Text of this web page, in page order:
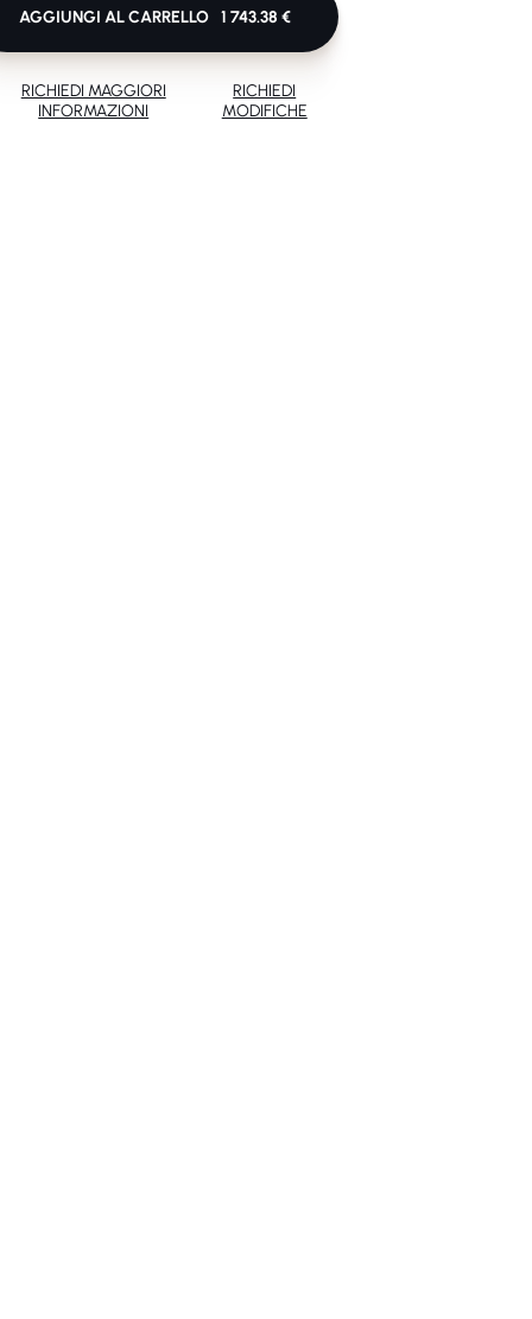
AGGIUNGI AL CARRELLO 1 743.38 €
RICHIEDI MAGGIORI
INFORMAZIONI
RICHIEDI
MODIFICHE